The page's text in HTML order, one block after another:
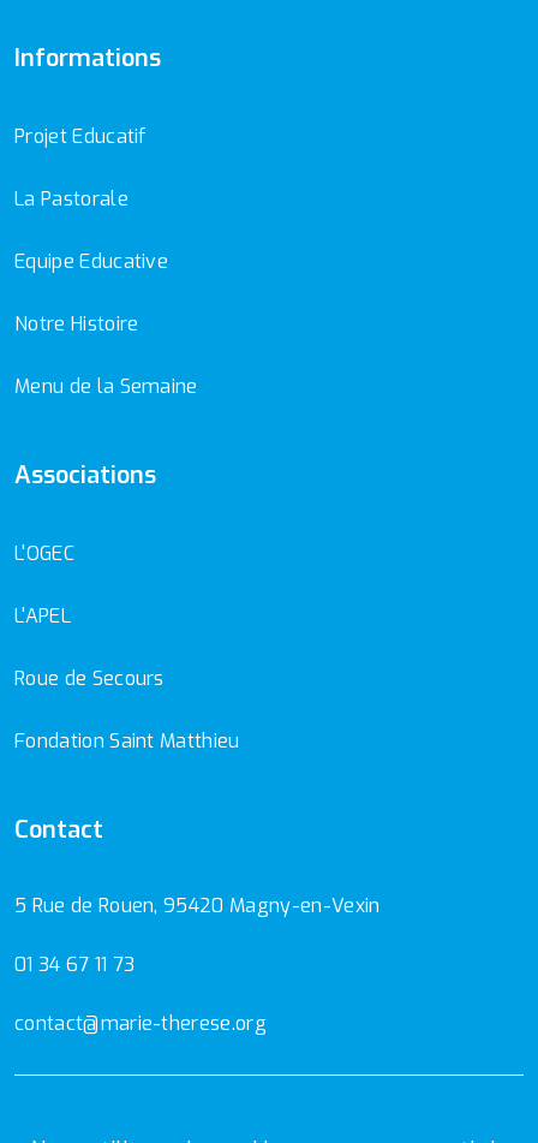
Informations
Projet Educatif
La Pastorale
Equipe Educative
Notre Histoire
Menu de la Semaine
Associations
L'OGEC
L'APEL
Roue de Secours
Fondation Saint Matthieu
Contact
5 Rue de Rouen, 95420 Magny-en-Vexin
01 34 67 11 73
contact@marie-therese.org